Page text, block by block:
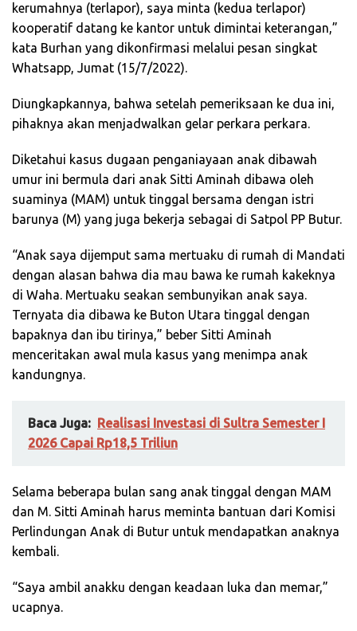
kerumahnya (terlapor), saya minta (kedua terlapor)
kooperatif datang ke kantor untuk dimintai keterangan,”
kata Burhan yang dikonfirmasi melalui pesan singkat
Whatsapp, Jumat (15/7/2022).
Diungkapkannya, bahwa setelah pemeriksaan ke dua ini,
pihaknya akan menjadwalkan gelar perkara perkara.
Diketahui kasus dugaan penganiayaan anak dibawah
umur ini bermula dari anak Sitti Aminah dibawa oleh
suaminya (MAM) untuk tinggal bersama dengan istri
barunya (M) yang juga bekerja sebagai di Satpol PP Butur.
“Anak saya dijemput sama mertuaku di rumah di Mandati
dengan alasan bahwa dia mau bawa ke rumah kakeknya
di Waha. Mertuaku seakan sembunyikan anak saya.
Ternyata dia dibawa ke Buton Utara tinggal dengan
bapaknya dan ibu tirinya,” beber Sitti Aminah
menceritakan awal mula kasus yang menimpa anak
kandungnya.
Baca Juga: Realisasi Investasi di Sultra Semester I
2026 Capai Rp18,5 Triliun
Selama beberapa bulan sang anak tinggal dengan MAM
dan M. Sitti Aminah harus meminta bantuan dari Komisi
Perlindungan Anak di Butur untuk mendapatkan anaknya
kembali.
“Saya ambil anakku dengan keadaan luka dan memar,”
ucapnya.